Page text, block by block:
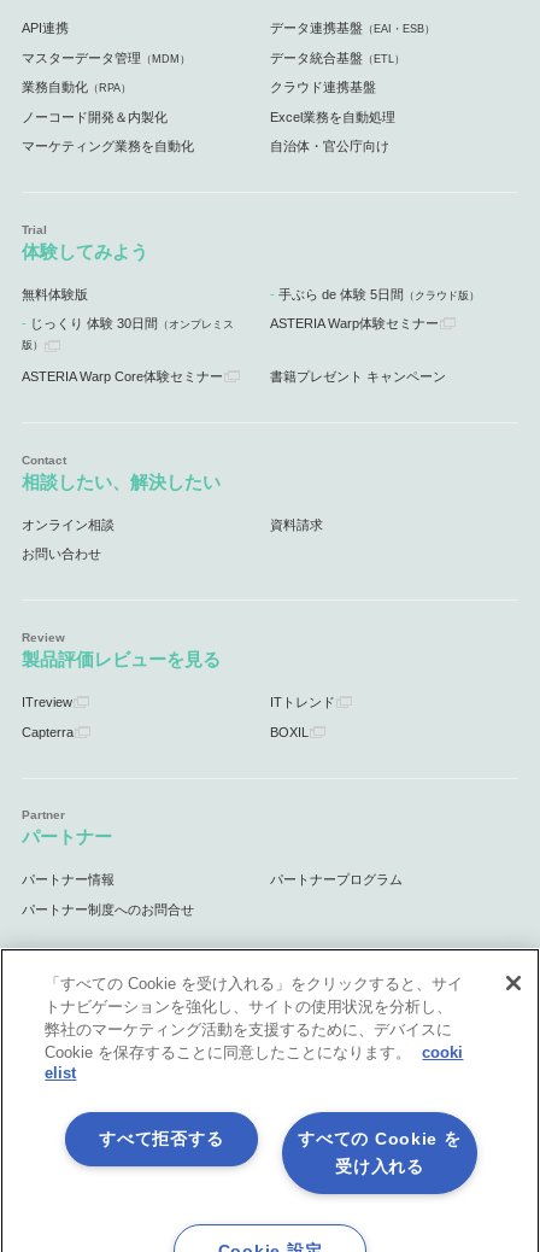
API連携 データ連携基盤 （EAI・ESB）
マスターデータ管理 （MDM） データ統合基盤 （ETL）
業務自動化（RPA） クラウド連携基盤
ノーコード開発＆内製化 Excel業務を自動処理
マーケティング業務を自動化 自治体・官公庁向け
体験してみよう
無料体験版 手ぶら de 体験 5日間 （クラウド版）
じっくり 体験 30日間 （オンプレミス
版）
ASTERIA Warp体験セミナー
ASTERIA Warp Core体験セミナー 書籍プレゼント キャンペーン
相談したい、解決したい
オンライン相談 資料請求
お問い合わせ
製品評価レビューを見る
ITreview ITトレンド
Capterra BOXIL
パートナー
パートナー情報 パートナープログラム
パートナー制度へのお問合せ
サポート
サポート情報
各社商標について
会社情報
「すべての Cookie を受け入れる」をクリックすると、サイ
トナビゲーションを強化し、サイトの使用状況を分析し、
弊社のマーケティング活動を支援するために、デバイスに
Cookie を保存することに同意したことになります。
cooki
elist
すべての Cookie を
受け入れる
すべて拒否する